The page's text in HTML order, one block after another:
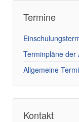
Termine
Terminpläne der
Allgemeine
Kontakt